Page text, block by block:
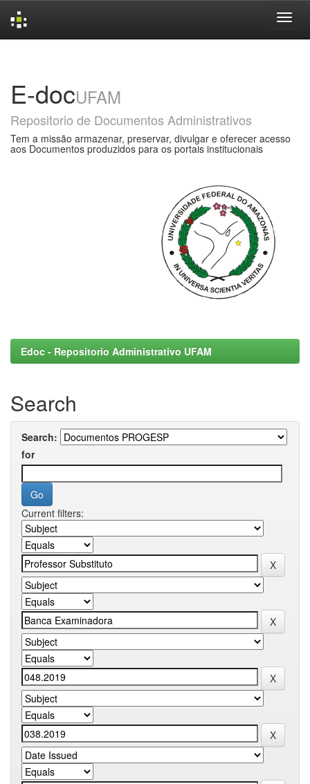
E-docUFAM
Repositorio de Documentos Administrativos
Tem a missão armazenar, preservar, divulgar e oferecer acesso
aos Documentos produzidos para os portais institucionais
Edoc - Repositorio Administrativo UFAM
Search
Search:
for
Current filters: